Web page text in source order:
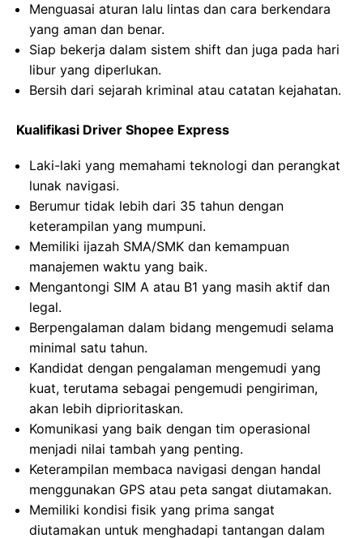
Menguasai aturan lalu lintas dan cara berkendara
yang aman dan benar.
Siap bekerja dalam sistem shift dan juga pada hari
libur yang diperlukan.
Bersih dari sejarah kriminal atau catatan kejahatan.
Kualifikasi Driver Shopee Express
Laki-laki yang memahami teknologi dan perangkat
lunak navigasi.
Berumur tidak lebih dari 35 tahun dengan
keterampilan yang mumpuni.
Memiliki ijazah SMA/SMK dan kemampuan
manajemen waktu yang baik.
Mengantongi SIM A atau B1 yang masih aktif dan
legal.
Berpengalaman dalam bidang mengemudi selama
minimal satu tahun.
Kandidat dengan pengalaman mengemudi yang
kuat, terutama sebagai pengemudi pengiriman,
akan lebih diprioritaskan.
Komunikasi yang baik dengan tim operasional
menjadi nilai tambah yang penting.
Keterampilan membaca navigasi dengan handal
menggunakan GPS atau peta sangat diutamakan.
Memiliki kondisi fisik yang prima sangat
diutamakan untuk menghadapi tantangan dalam